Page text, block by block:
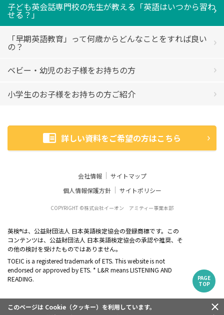
このページは Cookie（クッキー）を利用しています。
子ども英会話専門校の先生が教える「英語はいつから習わ
せる？」
「早期英語教育」って何歳からどんなことをすれば良い
の？
ベビー・幼児のお子様をお持ちの方
小学生のお子様をお持ちの方ご紹介
PAGE
TOP
詳しい資料をご希望の方はこちら
会社情報
サイトマップ
個人情報保護方針
サイトポリシー
COPYRIGHT ©株式会社イーオン アミティー事業本部
英検®は、公益財団法人 日本英語検定協会の登録商標です。この
コンテンツは、公益財団法人 日本英語検定協会の承認や推奨、そ
の他の検討を受けたものではありません。
TOEIC is a registered trademark of ETS. This website is not
endorsed or approved by ETS. * L&R means LISTENING AND
READING.